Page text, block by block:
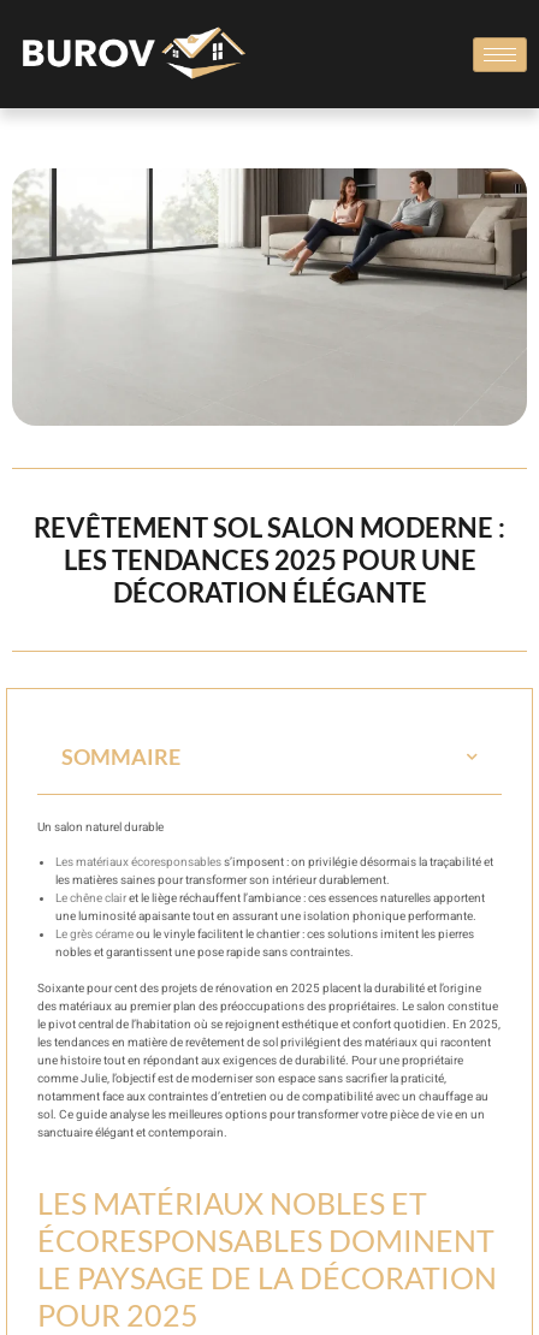
REVÊTEMENT SOL SALON MODERNE :
LES TENDANCES 2025 POUR UNE
DÉCORATION ÉLÉGANTE
SOMMAIRE
Un salon naturel durable
Les matériaux écoresponsabless’imposent : on privilégie désormais la traçabilité et
les matières saines pour transformer son intérieur durablement.
Le chêne clairet le liège réchauffent l’ambiance : ces essences naturelles apportent
une luminosité apaisante tout en assurant une isolation phonique performante.
Le grès cérameou le vinyle facilitent le chantier : ces solutions imitent les pierres
nobles et garantissent une pose rapide sans contraintes.
Soixante pour cent des projets de rénovation en 2025 placent la durabilité et l’origine
des matériaux au premier plan des préoccupations des propriétaires. Le salon constitue
le pivot central de l’habitation où se rejoignent esthétique et confort quotidien. En 2025,
les tendances en matière de revêtement de sol privilégient des matériaux qui racontent
une histoire tout en répondant aux exigences de durabilité. Pour une propriétaire
comme Julie, l’objectif est de moderniser son espace sans sacrifier la praticité,
notamment face aux contraintes d’entretien ou de compatibilité avec un chauffage au
sol. Ce guide analyse les meilleures options pour transformer votre pièce de vie en un
sanctuaire élégant et contemporain.
LES MATÉRIAUX NOBLES ET
ÉCORESPONSABLES DOMINENT
LE PAYSAGE DE LA DÉCORATION
POUR 2025